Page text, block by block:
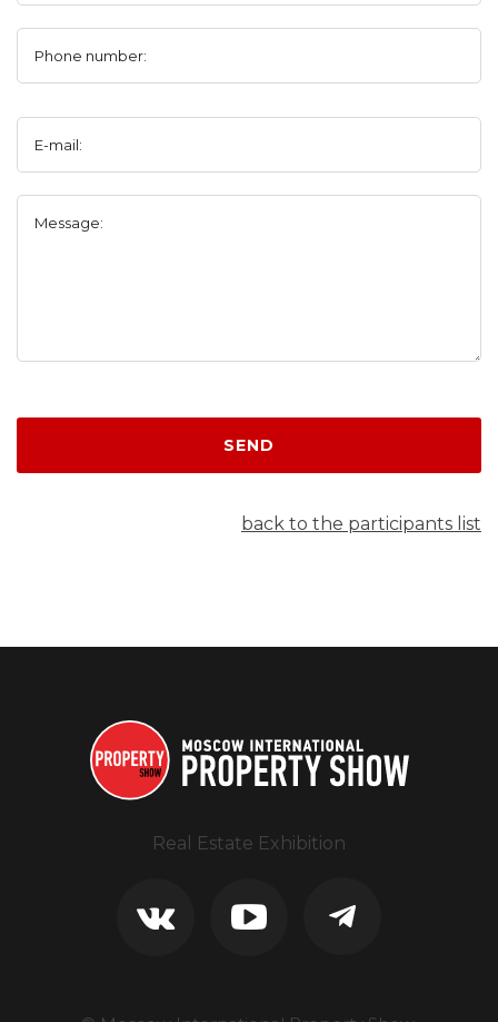
Phone number:
E-mail:
Message:
SEND
back to the participants list
Real Estate Exhibition